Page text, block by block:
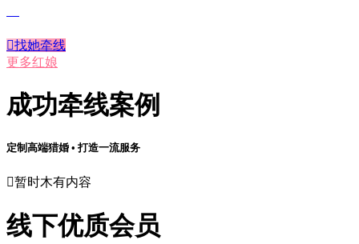
找她牵线
更多红娘
成功牵线案例
定制高端猎婚 • 打造一流服务
暂时木有内容
线下优质会员